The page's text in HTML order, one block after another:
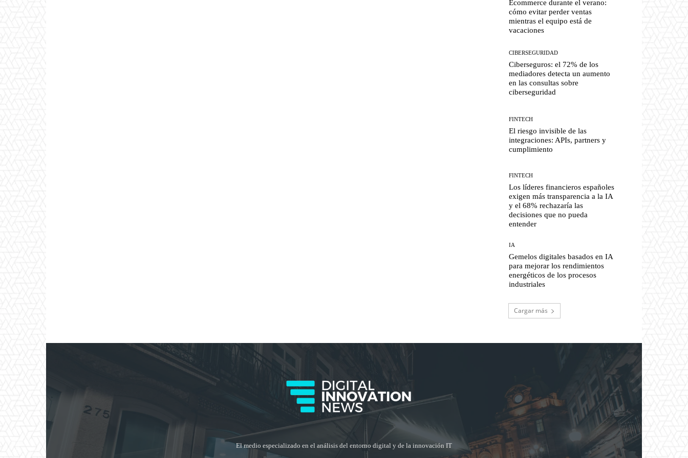
Ecommerce durante el verano:
cómo evitar perder ventas
mientras el equipo está de
vacaciones
CIBERSEGURIDAD
Ciberseguros: el 72% de los
mediadores detecta un aumento
en las consultas sobre
ciberseguridad
FINTECH
El riesgo invisible de las
integraciones: APIs, partners y
cumplimiento
FINTECH
Los líderes financieros españoles
exigen más transparencia a la IA
y el 68% rechazaría las
decisiones que no pueda
entender
IA
Gemelos digitales basados en IA
para mejorar los rendimientos
energéticos de los procesos
industriales
Cargar más
El medio especializado en el análisis del entorno digital y de la innovación IT